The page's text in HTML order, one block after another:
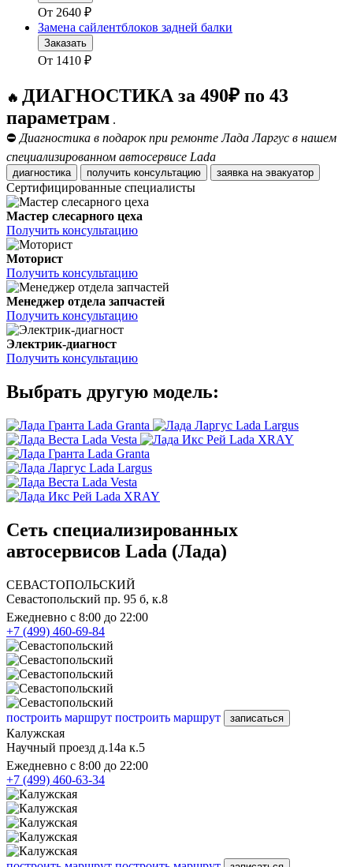
От 2640 ₽
Замена сайлентблоков задней балки
Заказать
От 1410 ₽
🔥 ДИАГНОСТИКА за 490₽ по 43
параметрам .
⛔ Диагностика в подарок при ремонте Лада Ларгус в нашем
специализированном автосервисе Lada
диагностика получить консультацию заявка на эвакуатор
Сертифицированные специалисты
Мастер слесарного цеха
Получить консультацию
Моторист
Получить консультацию
Менеджер отдела запчастей
Получить консультацию
Электрик-диагност
Получить консультацию
Выбрать другую модель:
Lada Granta
Lada Largus
Lada Vesta
Lada XRAY
Lada Granta
Lada Largus
Lada Vesta
Lada XRAY
Сеть специализированных
автосервисов Lada (Лада)
СЕВАСТОПОЛЬСКИЙ
Севастопольский пр. 95 б, к.8
Ежедневно с 8:00 до 22:00
+7 (499) 460-69-84
построить маршрут построить маршрут записаться
Калужская
Научный проезд д.14а к.5
Ежедневно с 8:00 до 22:00
+7 (499) 460-63-34